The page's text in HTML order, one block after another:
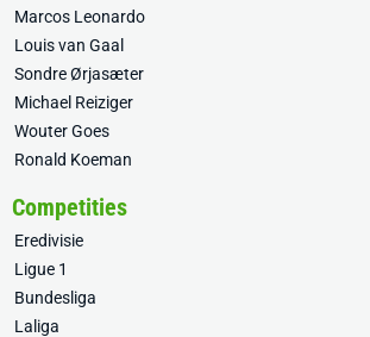
Marcos Leonardo
Louis van Gaal
Sondre Ørjasæter
Michael Reiziger
Wouter Goes
Ronald Koeman
Competities
Eredivisie
Ligue 1
Bundesliga
Laliga